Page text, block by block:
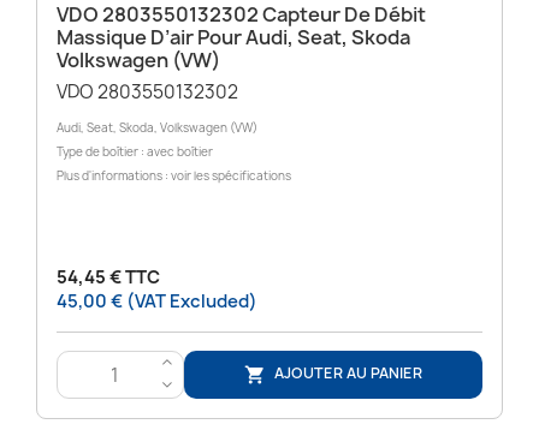
VDO 2803550132302 Capteur De Débit
Massique D’air Pour Audi, Seat, Skoda
Volkswagen (VW)
VDO 2803550132302
Audi, Seat, Skoda, Volkswagen (VW)
Type de boîtier : avec boîtier
Plus d'informations : voir les spécifications
54,45 € TTC
45,00 € (VAT Excluded)
>
<
 AJOUTER AU PANIER